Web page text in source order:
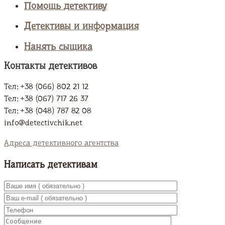
Помощь детективу
Детективы и информация
Нанять сыщика
Контакты детективов
Тел: +38 (066) 802 21 12
Тел: +38 (067) 717 26 37
Тел: +38 (048) 787 82 08
info@detectivchik.net
Адреса детективного агентства
Написать детективам